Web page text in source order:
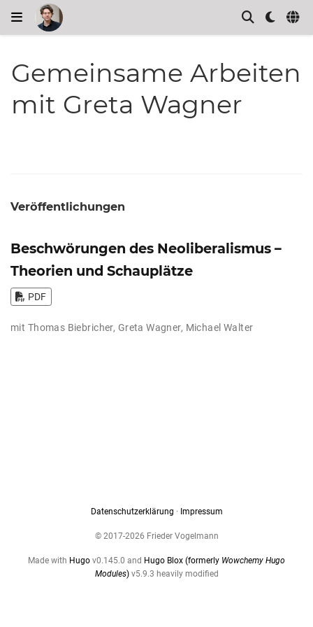
Gemeinsame Arbeiten
mit Greta Wagner
Veröffentlichungen
Beschwörungen des Neoliberalismus –
Theorien und Schauplätze
PDF
mit Thomas Biebricher, Greta Wagner, Michael Walter
Datenschutzerklärung · Impressum
© 2017-2026 Frieder Vogelmann
Made with Hugo v0.145.0 and Hugo Blox (formerly Wowchemy Hugo
Modules) v5.9.3 heavily modified